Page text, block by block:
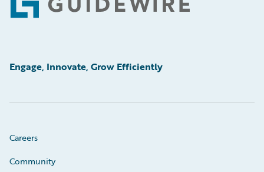
Engage, Innovate, Grow Efficiently
Careers
Community